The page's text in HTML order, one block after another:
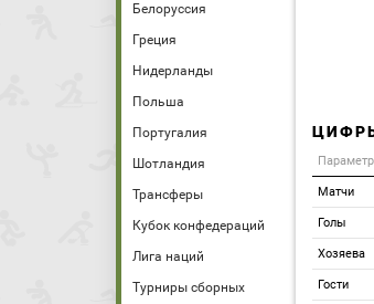
Белоруссия
Греция
Нидерланды
Польша
Португалия
Шотландия
Трансферы
Кубок конфедераций
Лига наций
Турниры сборных
Параметр
Матчи
Голы
Хозяева
Гости